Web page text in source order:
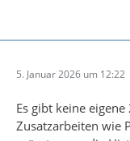
5. Januar 2026 um 12:22
Es gibt keine
Zusatzarbeiten wie